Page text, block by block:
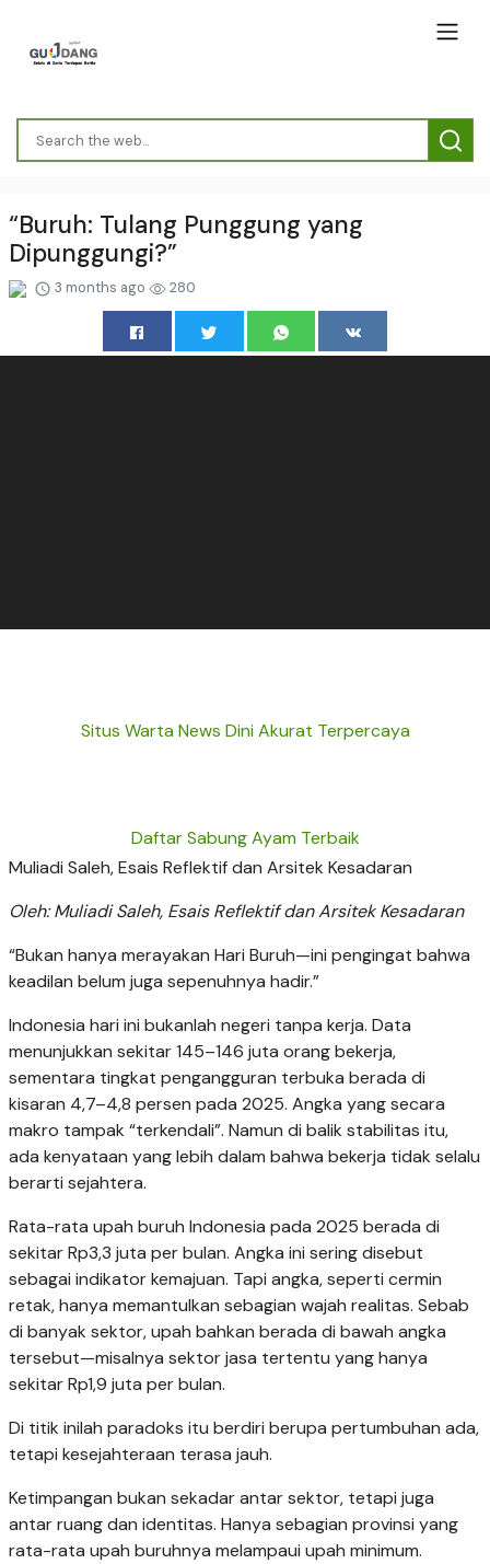
“Buruh: Tulang Punggung yang
Dipunggungi?”
3 months ago 280
Situs Warta News Dini Akurat Terpercaya
Daftar Sabung Ayam Terbaik
Muliadi Saleh, Esais Reflektif dan Arsitek Kesadaran
Oleh: Muliadi Saleh, Esais Reflektif dan Arsitek Kesadaran
“Bukan hanya merayakan Hari Buruh—ini pengingat bahwa
keadilan belum juga sepenuhnya hadir.”
Indonesia hari ini bukanlah negeri tanpa kerja. Data
menunjukkan sekitar 145–146 juta orang bekerja,
sementara tingkat pengangguran terbuka berada di
kisaran 4,7–4,8 persen pada 2025. Angka yang secara
makro tampak “terkendali”. Namun di balik stabilitas itu,
ada kenyataan yang lebih dalam bahwa bekerja tidak selalu
berarti sejahtera.
Rata-rata upah buruh Indonesia pada 2025 berada di
sekitar Rp3,3 juta per bulan. Angka ini sering disebut
sebagai indikator kemajuan. Tapi angka, seperti cermin
retak, hanya memantulkan sebagian wajah realitas. Sebab
di banyak sektor, upah bahkan berada di bawah angka
tersebut—misalnya sektor jasa tertentu yang hanya
sekitar Rp1,9 juta per bulan.
Di titik inilah paradoks itu berdiri berupa pertumbuhan ada,
tetapi kesejahteraan terasa jauh.
Ketimpangan bukan sekadar antar sektor, tetapi juga
antar ruang dan identitas. Hanya sebagian provinsi yang
rata-rata upah buruhnya melampaui upah minimum.